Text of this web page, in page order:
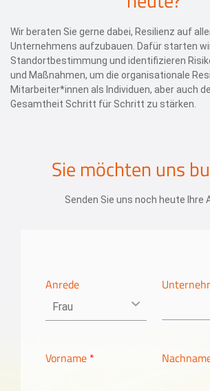
Wir beraten Sie gerne dabei, Resilienz auf
Unternehmens aufzubauen. Dafür starten
Standortbestimmung und identifizieren
und Maßnahmen, um die organisationale
Mitarbeiter*innen als Individuen, aber auch
Gesamtheit Schritt für Schritt zu stärken.
Sie möchten uns
Senden Sie uns noch heute Ihre
Anrede
Vorname *